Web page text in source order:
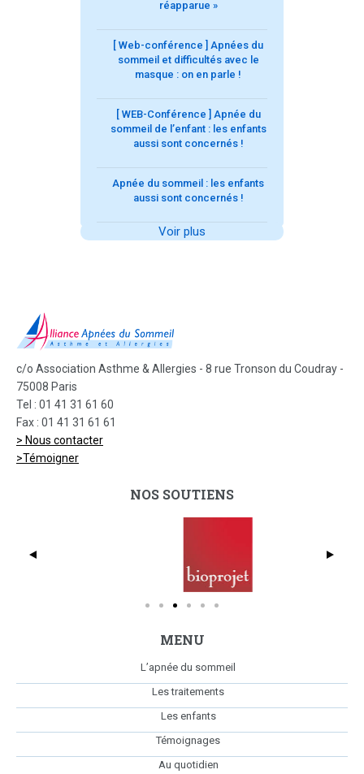
réapparue »
[ Web-conférence ] Apnées du
sommeil et difficultés avec le
masque : on en parle !
[ WEB-Conférence ] Apnée du
sommeil de l’enfant : les enfants
aussi sont concernés !
Apnée du sommeil : les enfants
aussi sont concernés !
Voir plus
c/o Association Asthme & Allergies - 8 rue Tronson du Coudray -
75008 Paris
Tel : 01 41 31 61 60
Fax : 01 41 31 61 61
> Nous contacter
>Témoigner
NOS SOUTIENS
MENU
L’apnée du sommeil
Les traitements
Les enfants
Témoignages
Au quotidien